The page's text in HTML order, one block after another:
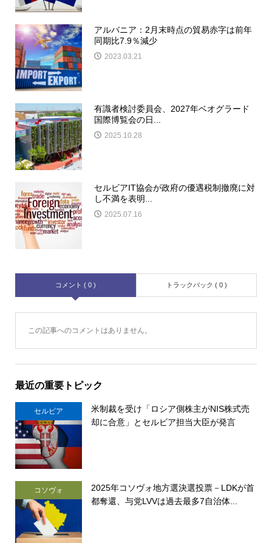
アルバニア：2月末時点の貿易赤字は前年
同期比7.9％減少
2023.03.21
有識者検討委員会、2027年ベオグラード
国際博覧会の日...
2025.10.28
セルビアIT協会が政府の優遇税制撤廃に対
し不満を表明...
2025.07.16
コメント ( 0 ) トラックバック ( 0 )
この記事へのコメントはありません。
最近の重要トピック
セルビア
米制裁を受け「ロシア側株主がNIS株式売
却に合意」とセルビア担当大臣が発言
コソヴォ
2025年コソヴォ地方選決選投票－LDKが首
都奪還、与党LVVは過去最多7自治体...